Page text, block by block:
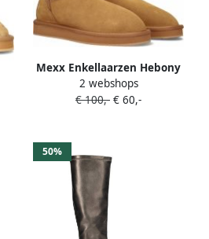
Mexx Enkellaarzen Hebony
Chestnut Dames House
Shoes
2 webshops
€ 100,- € 60,-
50%